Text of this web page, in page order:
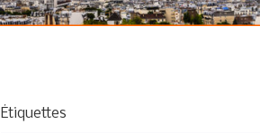
Étiquettes